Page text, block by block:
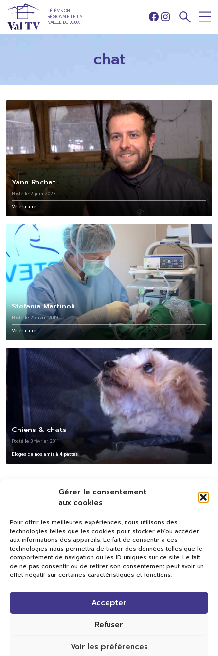
Gérer le consentement
aux cookies
Pour offrir les meilleures expériences, nous utilisons des
technologies telles que les cookies pour stocker et/ou accéder
aux informations des appareils. Le fait de consentir à ces
technologies nous permettra de traiter des données telles que le
comportement de navigation ou les ID uniques sur ce site. Le fait
de ne pas consentir ou de retirer son consentement peut avoir un
effet négatif sur certaines caractéristiques et fonctions.
Accepter
Refuser
Voir les préférences
TÉLÉVISION
RÉGIONALE DE LA
VALLÉE DE JOUX
Facebook
Instagram
chat
Yann Rochat
Posté le 2 juin 2023
Vétérinaire
Stefania Martinoli
Posté le 25 avril 2019
Vétérinaire
Chiens & chats
Posté le 3 février 2011
Eloges de nos amis à 4 pattes
Val TV
Centre de Compétences Médias
Rue du Pont-Neuf 24